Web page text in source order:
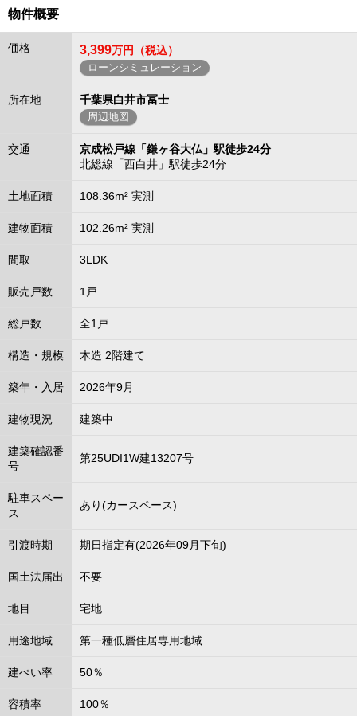
物件概要
価格 3,399万円（税込）
ローンシミュレーション
所在地 千葉県白井市冨士
周辺地図
交通
京成松戸線「鎌ヶ谷大仏」駅徒歩24分
北総線「西白井」駅徒歩24分
土地面積 108.36m² 実測
建物面積 102.26m² 実測
間取 3LDK
販売戸数 1戸
総戸数 全1戸
構造・規模 木造 2階建て
築年・入居 2026年9月
建物現況 建築中
建築確認番
号
第25UDI1W建13207号
駐車スペー
ス
あり(カースペース)
引渡時期 期日指定有(2026年09月下旬)
国土法届出 不要
地目 宅地
用途地域 第一種低層住居専用地域
建ぺい率 50％
容積率 100％